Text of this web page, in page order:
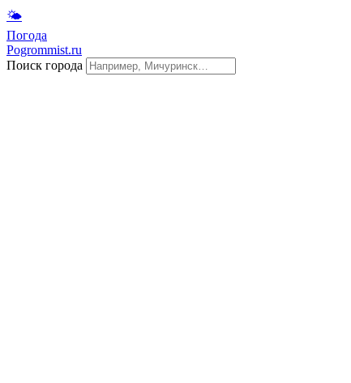
🌤
Погода
Pogrommist.ru
Поиск города